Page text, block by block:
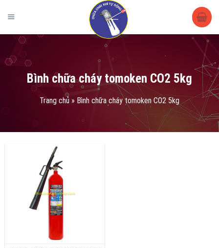
/ Sản phẩm được gắn thẻ “Bình chữa cháy
tomoken CO2 5kg”
Bình chữa cháy tomoken CO2 5kg
Trang chủ » Bình chữa cháy tomoken CO2 5kg